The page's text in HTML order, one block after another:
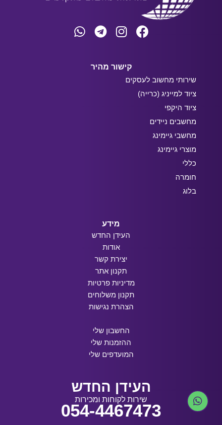
קישור מהיר
שירותי מחשוב לעסקים
ציוד למייניג (כרייה)
ציוד היקפי
מחשבים ניידים
מחשבי גיימינג
מוצרי גיימינג
כללי
חומרה
בלוג
מידע
העידן החדש
אודות
יצירת קשר
תקנון אתר
מדיניות פרטיות
תקנון משלוחים
הצהרת נגישות
החשבון שלי
ההזמנות שלי
המועדפים שלי
העידן החדש
שירות לקוחות ומכירות
054-4467473